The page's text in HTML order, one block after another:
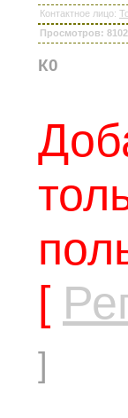
Контактное лицо:
Просмотров:
К0
[
]